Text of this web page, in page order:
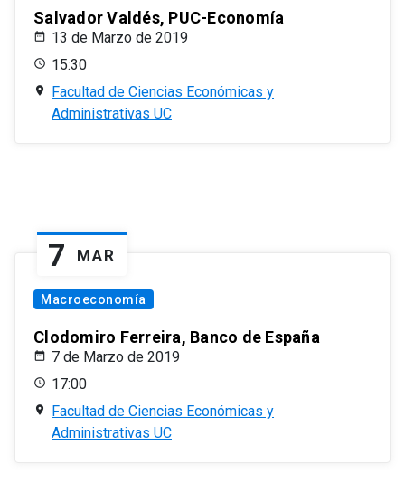
Salvador Valdés, PUC-Economía
13 de Marzo de 2019
15:30
Facultad de Ciencias Económicas y
Administrativas UC
7 MAR
Macroeconomía
Clodomiro Ferreira, Banco de España
7 de Marzo de 2019
17:00
Facultad de Ciencias Económicas y
Administrativas UC